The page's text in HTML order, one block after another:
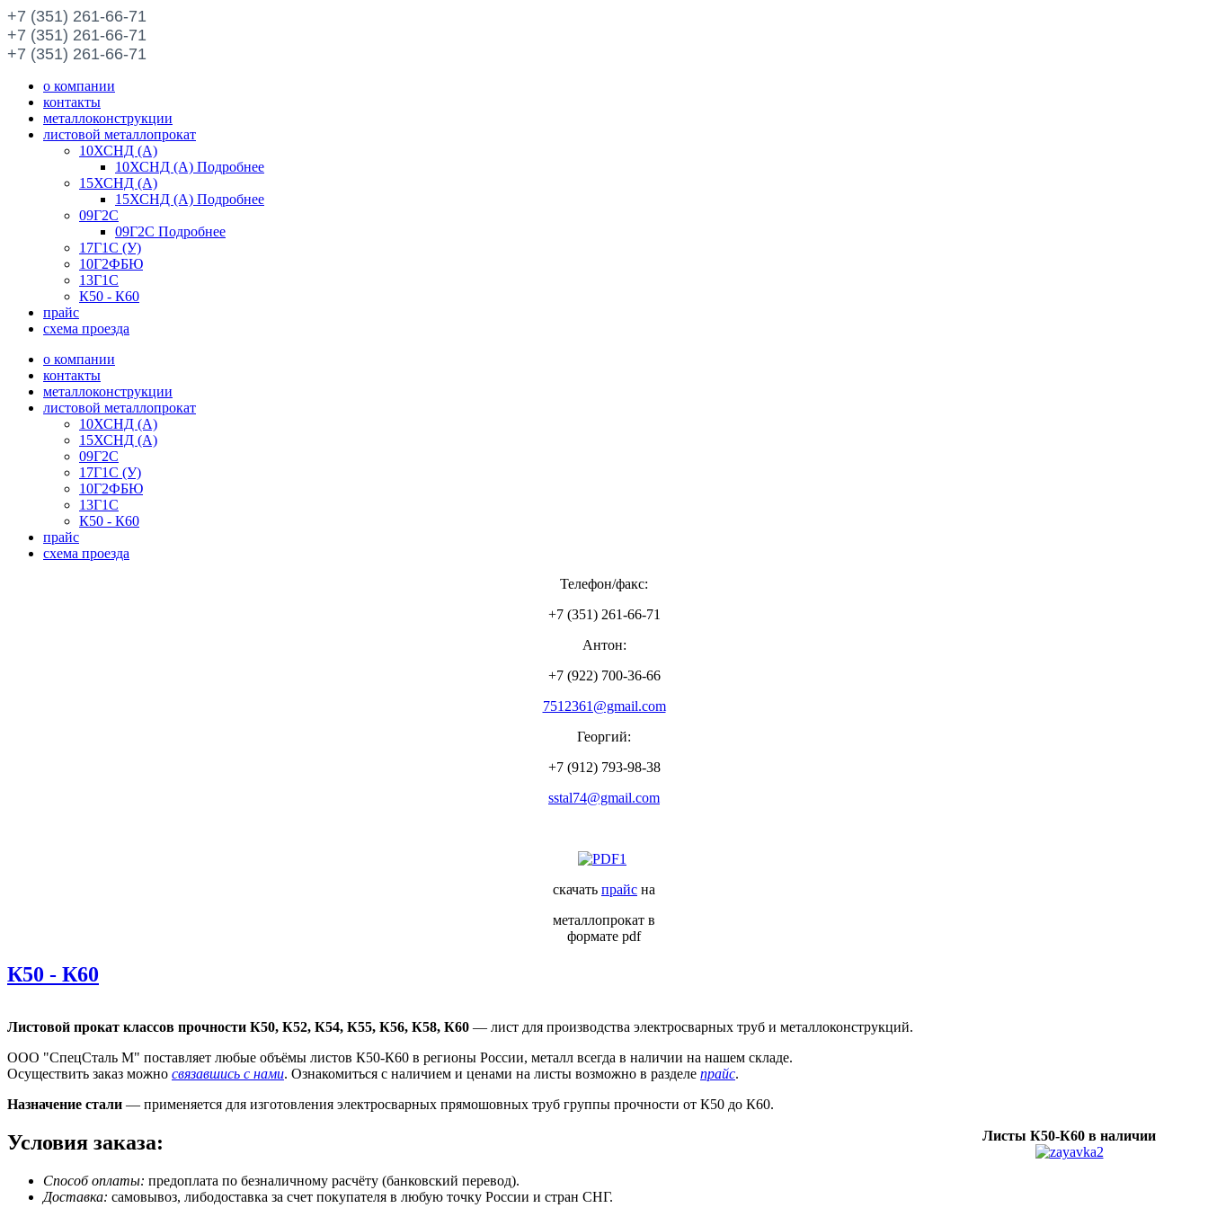
+7 (351) 261-66-71
+7 (351) 261-66-71
+7 (351) 261-66-71
о компании
контакты
металлоконструкции
листовой металлопрокат
10ХСНД (А)
10ХСНД (А) Подробнее
15ХСНД (А)
15ХСНД (А) Подробнее
09Г2С
09Г2С Подробнее
17Г1С (У)
10Г2ФБЮ
13Г1С
К50 - К60
прайс
схема проезда
о компании
контакты
металлоконструкции
листовой металлопрокат
10ХСНД (А)
15ХСНД (А)
09Г2С
17Г1С (У)
10Г2ФБЮ
13Г1С
К50 - К60
прайс
схема проезда
Телефон/факс:
+7 (351) 261-66-71
Антон:
+7 (922) 700-36-66
7512361@gmail.com
Георгий:
+7 (912) 793-98-38
sstal74@gmail.com
скачать прайс на
металлопрокат в
формате pdf
К50 - К60
Листовой прокат классов прочности К50, К52, К54, К55, К56, К58, К60 — лист для производства электросварных труб и металлоконструкций.
ООО "СпецСталь М" поставляет любые объёмы листов К50-К60 в регионы России, металл всегда в наличии на нашем складе.
Осуществить заказ можно связавшись с нами. Ознакомиться с наличием и ценами на листы возможно в разделе прайс.
Назначение стали — применяется для изготовления электросварных прямошовных труб группы прочности от К50 до К60.
Условия заказа:
Способ оплаты: предоплата по безналичному расчёту (банковский перевод).
Доставка: самовывоз, либодоставка за счет покупателя в любую точку России и стран СНГ.
Листы К50-К60 в наличии